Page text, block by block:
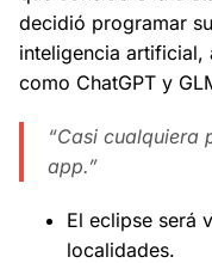
decidió programar
inteligencia artificial,
como ChatGPT y
“Casi cualquiera
app.”
El eclipse será
localidades.